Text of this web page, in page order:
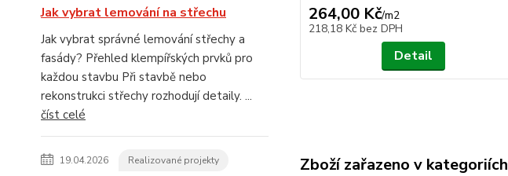
Jak vybrat lemování na střechu
Jak vybrat správné lemování střechy a
fasády? Přehled klempířských prvků pro
každou stavbu Při stavbě nebo
rekonstrukci střechy rozhodují detaily. ...
číst celé
19.04.2026 Realizované projekty
264,00 Kč/m2
218,18 Kč bez DPH
Detail
Zboží zařazeno v kategoriích